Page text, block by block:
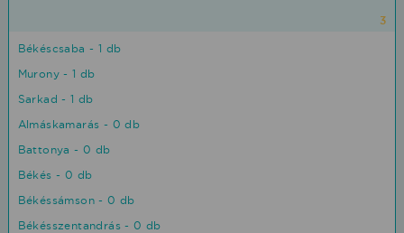
3
Békéscsaba - 1 db
Murony - 1 db
Sarkad - 1 db
Almáskamarás - 0 db
Battonya - 0 db
Békés - 0 db
Békéssámson - 0 db
Békésszentandrás - 0 db